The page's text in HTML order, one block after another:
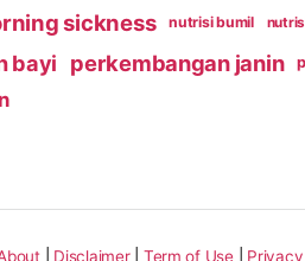
sickness nutrisi bumil
bayi perkembangan janin
| Disclaimer| Term of Use|